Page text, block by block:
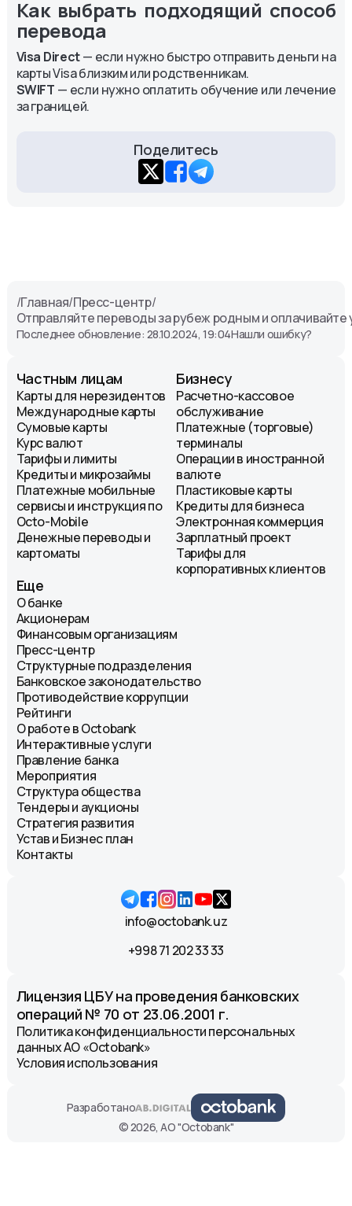
Как выбрать подходящий способ
перевода
Visa Direct— если нужно быстро отправить деньги на
карты Visa близким или родственникам.
SWIFT — если нужно оплатить обучение или лечение
за границей.
Поделитесь
/Главная/Пресс-центр/
Отправляйте переводы за рубеж родным и
Последнее обновление: 28.10.2024, 19:04Нашли ошибку?
Частным лицам
Карты для нерезидентов
Международные карты
Сумовые карты
Курс валют
Тарифы и лимиты
Кредиты и микрозаймы
Платежные мобильные
сервисы и инструкция по
Octo-Mobile
Денежные переводы и
картоматы
Бизнесу
Расчетно-кассовое
обслуживание
Платежные (торговые)
терминалы
Операции в иностранной
валюте
Пластиковые карты
Кредиты для бизнеса
Электронная коммерция
Зарплатный проект
Тарифы для
корпоративных клиентов
Еще
О банке
Акционерам
Финансовым организациям
Пресс-центр
Структурные подразделения
Банковское законодательство
Противодействие коррупции
Рейтинги
О работе в Octobank
Интерактивные услуги
Правление банка
Мероприятия
Структура общества
Тендеры и аукционы
Стратегия развития
Устав и Бизнес план
Контакты
info@octobank.uz
+998 71 202 33 33
Лицензия ЦБУ на проведения банковских
операций № 70 от 23.06.2001 г.
Политика конфиденциальности персональных
данных АО «Octobank»
Условия использования
Разработано
© 2026, АО "Octobank"